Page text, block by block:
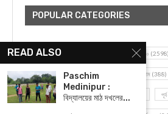
POPULAR CATEGORIES
UNCATEGORIZED আজকের সেরা ১০ (2598)
খেলাধূলো(5) জেলার খবর(602) ঝাড়গ্রাম (388)
দৈনিক রাশিফল (819) পশ্চিম মেদিনীপুর
READ ALSO
Paschim
Medinipur :
বিদ্যালয়ের মাঠ দখলের...